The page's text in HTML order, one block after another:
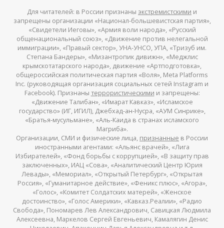
Для читателей: в России признаны экстремистскими и
запрещены организации «Национал-большевистская партия»,
«Свидетели Иеговы», «Армия воли народа», «Русский
общенациональный союз», «Движение против нелегальной
иммиграции», «Правый сектор», УНА-УНСО, УПА, «Тризуб им.
Степана Бандеры», «Мизантропик дивижн», «Меджлис
крымскотатарского народа», движение «Артподготовка»,
общероссийская политическая партия «Воля», Meta Platforms
Inc. (руководящая организация социальных сетей Instagram и
Facebook). Признаны террористическими и запрещены:
«Движение Талибан», «Имарат Кавказ», «Исламское
государство» (ИГ, ИГИЛ), Джебхад-ан-Нусра, «АУМ Синрике»,
«Братья-мусульмане», «Аль-Каида в странах исламского
Магриба».
Организации, СМИ и физические лица, признанные в России
иностранными агентами: «Альянс врачей», «Лига
Избирателей», «Фонд борьбы с коррупцией», «В защиту прав
заключенных», ИАЦ «Сова», «Аналитический Центр Юрия
Левады», «Мемориал», «Открытый Петербург», «Открытая
Россия», «Гуманитарное действие», «Феникс плюс», «Агора»,
«Голос», «Комитет Солдатских матерей», «Женское
достоинство», «Голос Америки», «Кавказ.Реалии», «Радио
Свобода», Пономарев Лев Александрович, Савицкая Людмила
Алексеевна, Маркелов Сергей Евгеньевич, Камалягин Денис